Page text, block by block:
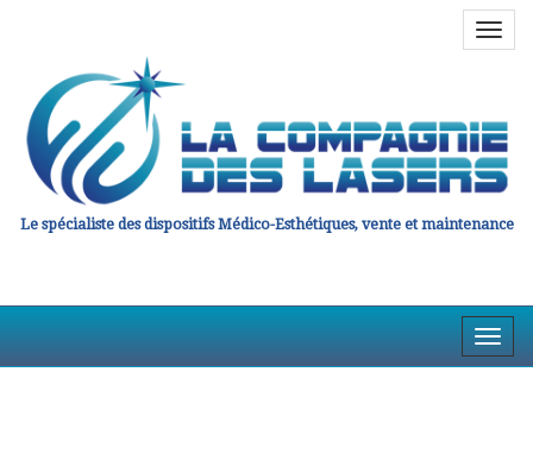
Le spécialiste des dispositifs Médico-Esthétiques, vente et maintenance
la
en